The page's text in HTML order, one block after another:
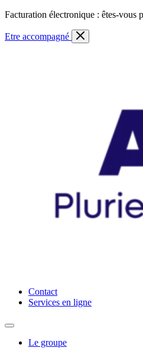
Skip
content
Facturation électronique : êtes-vous
Etre accompagné
Anderlaine | Conseil – Expert
Contact
Services en ligne
Le groupe